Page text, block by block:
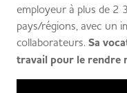
employeur à plus de 2
pays/régions, avec
collaborateurs. Sa
travail pour le rendre